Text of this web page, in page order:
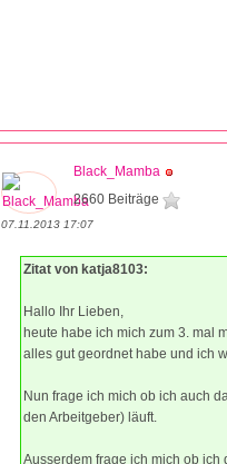
Black_Mamba
2660 Beiträge
07.11.2013 17:07
Zitat von katja8103:
Hallo Ihr Lieben,
heute habe ich mich zum 3. mal
alles gut geordnet habe und ich
Nun frage ich mich ob ich auch
den Arbeitgeber) läuft.
Ausserdem frage ich mich ob ich